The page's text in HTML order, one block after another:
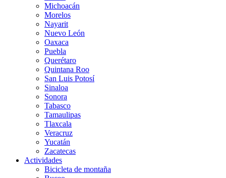
Michoacán
Morelos
Nayarit
Nuevo León
Oaxaca
Puebla
Querétaro
Quintana Roo
San Luis Potosí
Sinaloa
Sonora
Tabasco
Tamaulipas
Tlaxcala
Veracruz
Yucatán
Zacatecas
Actividades
Bicicleta de montaña